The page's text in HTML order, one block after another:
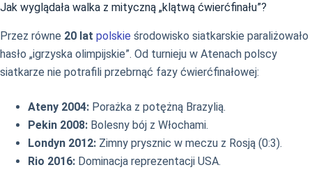
Jak wyglądała walka z mityczną „klątwą ćwierćfinału”?
Przez równe 20 lat polskie środowisko siatkarskie paraliżowało
hasło „igrzyska olimpijskie”. Od turnieju w Atenach polscy
siatkarze nie potrafili przebrnąć fazy ćwierćfinałowej:
Ateny 2004: Porażka z potężną Brazylią.
Pekin 2008: Bolesny bój z Włochami.
Londyn 2012: Zimny prysznic w meczu z Rosją (0:3).
Rio 2016: Dominacja reprezentacji USA.